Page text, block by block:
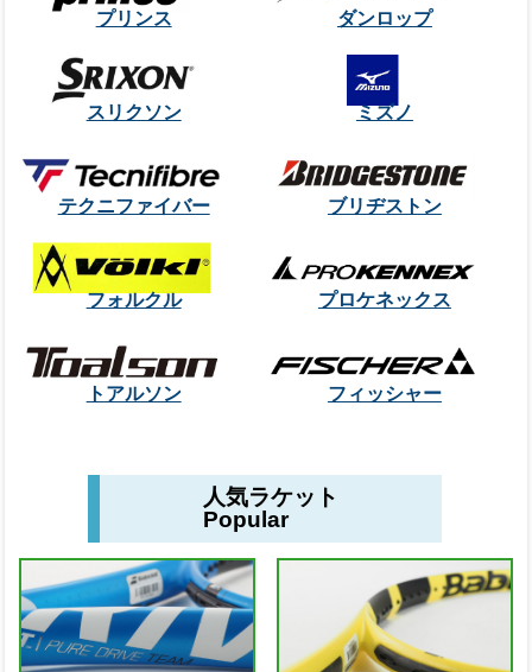
プリンス ダンロップ
スリクソン ミズノ
テクニファイバー ブリヂストン
フォルクル プロケネックス
トアルソン フィッシャー
人気ラケット
Popular